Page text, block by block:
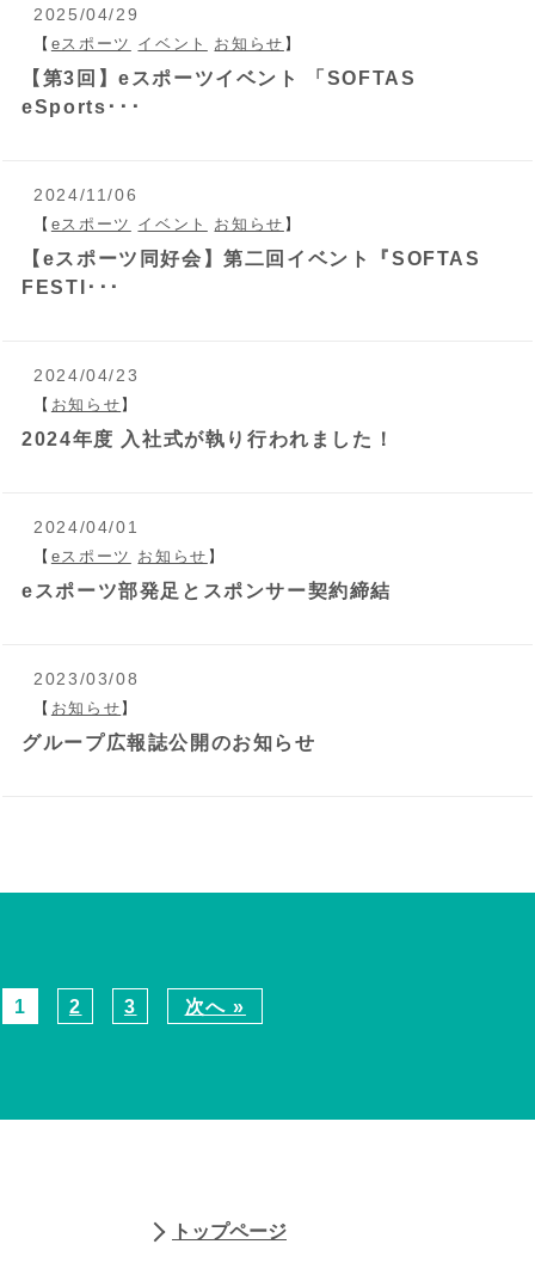
2025/04/29
【 eスポーツ イベント お知らせ 】
【第3回】eスポーツイベント 「SOFTAS
eSports･･･
2024/11/06
【 eスポーツ イベント お知らせ 】
【eスポーツ同好会】第二回イベント『SOFTAS
FESTI･･･
2024/04/23
【 お知らせ 】
2024年度 入社式が執り行われました！
2024/04/01
【 eスポーツ お知らせ 】
eスポーツ部発足とスポンサー契約締結
2023/03/08
【 お知らせ 】
グループ広報誌公開のお知らせ
1 2 3 次へ »
トップページ